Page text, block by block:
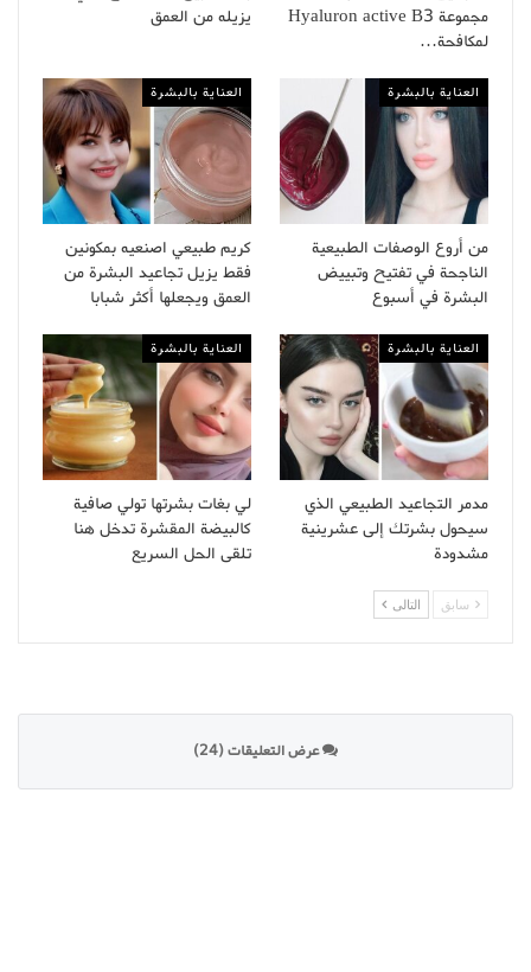
مجموعة Hyaluron active B3
لمكافحة…
يزيله من العمق
العناية بالبشرة
من أروع الوصفات الطبيعية
الناجحة في تفتيح وتبييض
البشرة في أسبوع
العناية بالبشرة
كريم طبيعي اصنعيه بمكونين
فقط يزيل تجاعيد البشرة من
العمق ويجعلها أكثر شبابا
العناية بالبشرة
مدمر التجاعيد الطبيعي الذي
سيحول بشرتك إلى عشرينية
مشدودة
العناية بالبشرة
لي بغات بشرتها تولي صافية
كالبيضة المقشرة تدخل هنا
تلقى الحل السريع
سابق التالى
عرض التعليقات (24)